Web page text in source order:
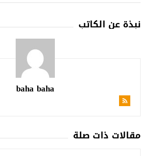
نبذة عن الكاتب
baha baha
مقالات ذات صلة